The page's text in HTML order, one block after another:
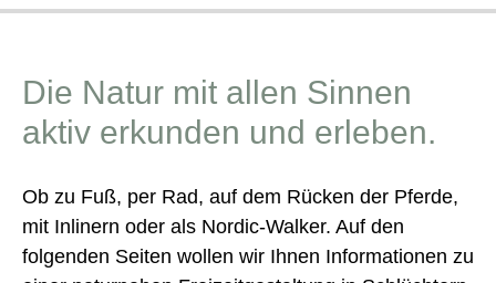
Die Natur mit allen Sinnen
aktiv erkunden und erleben.
Ob zu Fuß, per Rad, auf dem Rücken der Pferde,
mit Inlinern oder als Nordic-Walker. Auf den
folgenden Seiten wollen wir Ihnen Informationen zu